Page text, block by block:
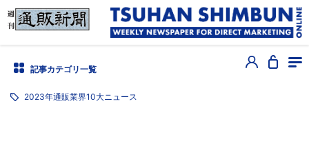
記事カテゴリ一覧
2023年通販業界10大ニュース